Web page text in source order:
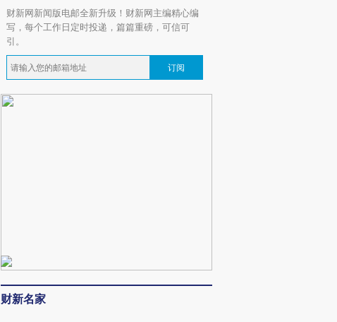
财新网新闻版电邮全新升级！财新网主编精心编
写，每个工作日定时投递，篇篇重磅，可信可
引。
订阅
财新名家